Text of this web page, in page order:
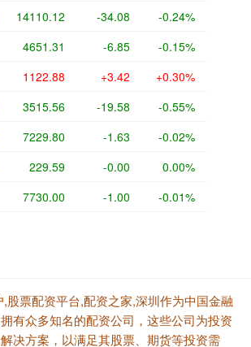
14110.12 -34.08 -0.24%
4651.31 -6.85 -0.15%
1122.88 +3.42 +0.30%
3515.56 -19.58 -0.55%
7229.80 -1.63 -0.02%
229.59 -0.00 0.00%
7730.00 -1.00 -0.01%
股票配资平台,配资之家,深圳作为中国金融
有众多知名的配资公司，这些公司为投资
决方案，以满足其股票、期货等投资需